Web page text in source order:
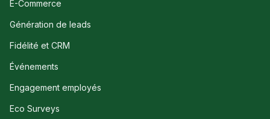
E-Commerce
Génération de leads
Fidélité et CRM
Événements
Engagement employés
Eco Surveys